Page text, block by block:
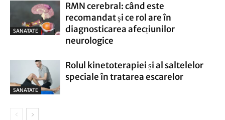
SANATATE
RMN cerebral: când este
recomandat și ce rol are în
diagnosticarea afecțiunilor
neurologice
SANATATE
Rolul kinetoterapiei și al saltelelor
speciale în tratarea escarelor